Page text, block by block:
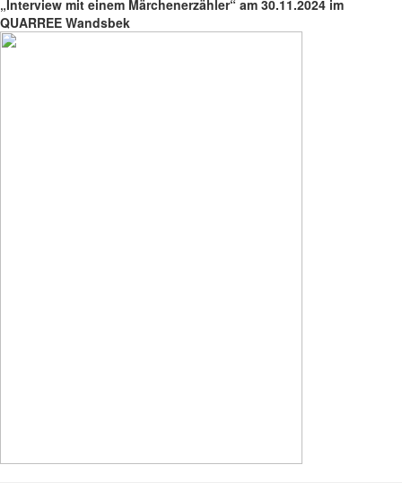
„Interview mit einem Märchenerzähler“ am 30.11.2024 im
QUARREE Wandsbek